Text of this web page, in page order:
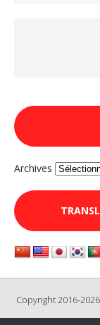
Archives
Copyright 2016-